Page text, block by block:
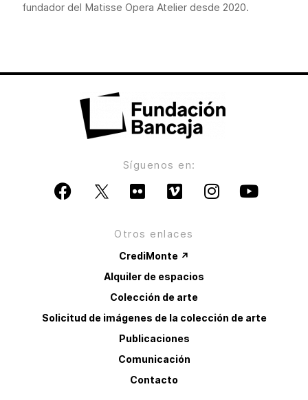
fundador del Matisse Opera Atelier desde 2020.
Síguenos en:
Otros enlaces
CrediMonte ↗
Alquiler de espacios
Colección de arte
Solicitud de imágenes de la colección de arte
Publicaciones
Comunicación
Contacto